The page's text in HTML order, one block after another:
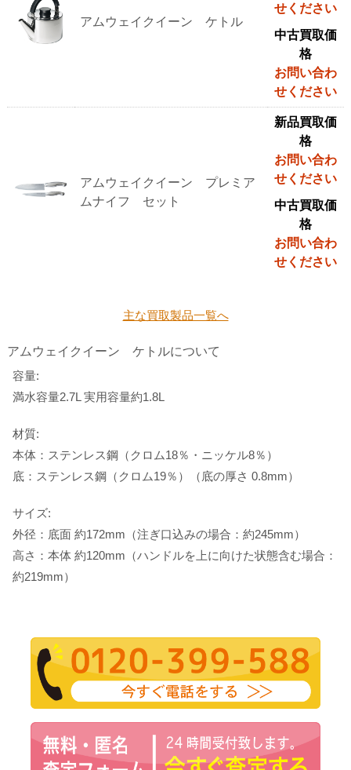
アムウェイクイーン ケトル
せください
中古買取価
格
お問い合わ
せください
アムウェイクイーン プレミア
ムナイフ セット
新品買取価
格
お問い合わ
せください
中古買取価
格
お問い合わ
せください
主な買取製品一覧へ
アムウェイクイーン ケトルについて
容量:
満水容量2.7L 実用容量約1.8L
材質:
本体：ステンレス鋼（クロム18％・ニッケル8％）
底：ステンレス鋼（クロム19％）（底の厚さ 0.8mm）
サイズ:
外径：底面 約172mm（注ぎ口込みの場合：約245mm）
高さ：本体 約120mm（ハンドルを上に向けた状態含む場合：
約219mm）